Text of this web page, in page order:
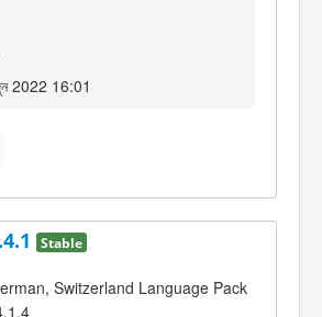
2022 16:01
Stable
Switzerland Language Pack